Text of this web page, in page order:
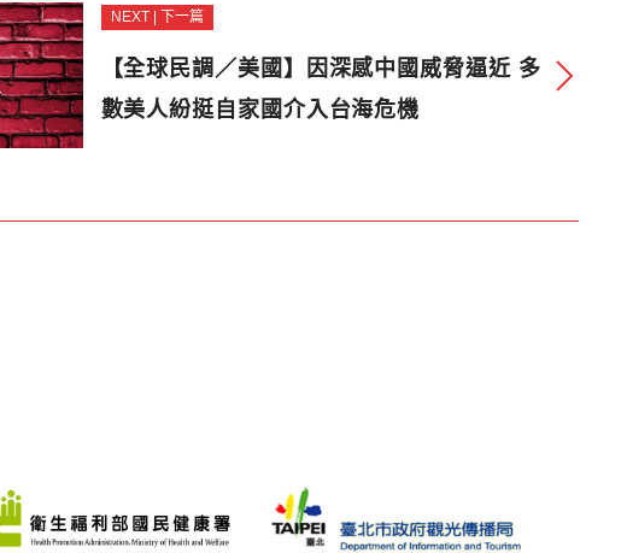
NEXT | 下一篇
【全球民調／美國】因深感中國威脅逼近 多
數美人紛挺自家國介入台海危機